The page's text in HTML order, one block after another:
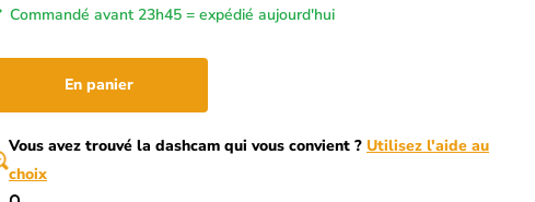
Commandé avant 23h45 = expédié aujourd'hui
En panier
Vous avez trouvé la dashcam qui vous convient ? Utilisez l'aide au
choix